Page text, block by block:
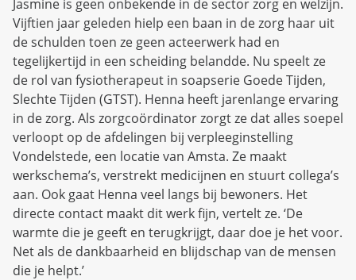
Jasmine is geen onbekende in de sector zorg en welzijn.
Vijftien jaar geleden hielp een baan in de zorg haar uit
de schulden toen ze geen acteerwerk had en
tegelijkertijd in een scheiding belandde. Nu speelt ze
de rol van fysiotherapeut in soapserie Goede Tijden,
Slechte Tijden (GTST). Henna heeft jarenlange ervaring
in de zorg. Als zorgcoördinator zorgt ze dat alles soepel
verloopt op de afdelingen bij verpleeginstelling
Vondelstede, een locatie van Amsta. Ze maakt
werkschema’s, verstrekt medicijnen en stuurt collega’s
aan. Ook gaat Henna veel langs bij bewoners. Het
directe contact maakt dit werk fijn, vertelt ze. ‘De
warmte die je geeft en terugkrijgt, daar doe je het voor.
Net als de dankbaarheid en blijdschap van de mensen
die je helpt.’